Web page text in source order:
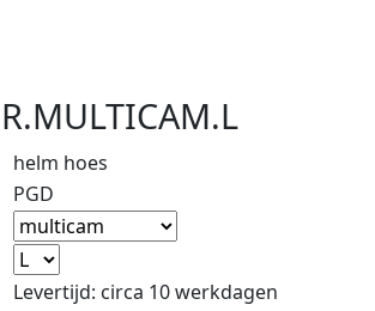
helm hoes
PGD
Levertijd: circa 10 werkdagen